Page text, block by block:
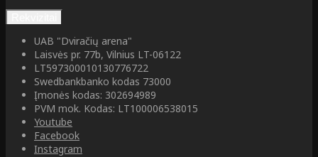
UAB "Dviračių arena"
Laisvės pr. 77b, Vilnius LT-06122
LT597300010130776722
Swedbankbanko kodas 73000
Įmonės kodas: 302694989
PVM mok. Kodas: LT100006538015
Youtube
Facebook
Instagram